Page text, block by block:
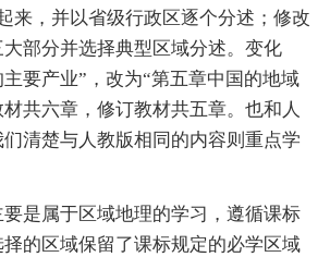
来，并以省级行政区逐个分述；修改
部分并选择典型区域分述。变化
要产业”，改为“第五章中国的地域
共六章，修订教材共五章。也和人
清楚与人教版相同的内容则重点学
是属于区域地理的学习，遵循课标
的区域保留了课标规定的必学区域